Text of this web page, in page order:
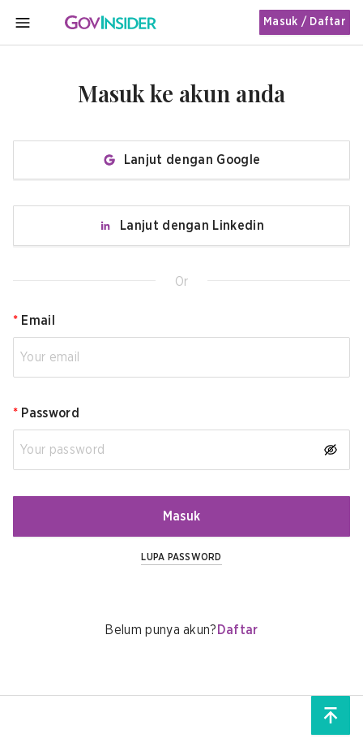
MENU
Masuk / Daftar
Masuk ke akun anda
Lanjut dengan Google
Lanjut dengan Linkedin
Or
* Email
* Password
Masuk
LUPA PASSWORD
Belum punya akun? Daftar